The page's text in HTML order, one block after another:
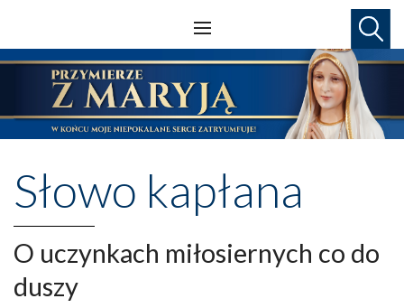
Słowo kapłana
O uczynkach miłosiernych co do
duszy